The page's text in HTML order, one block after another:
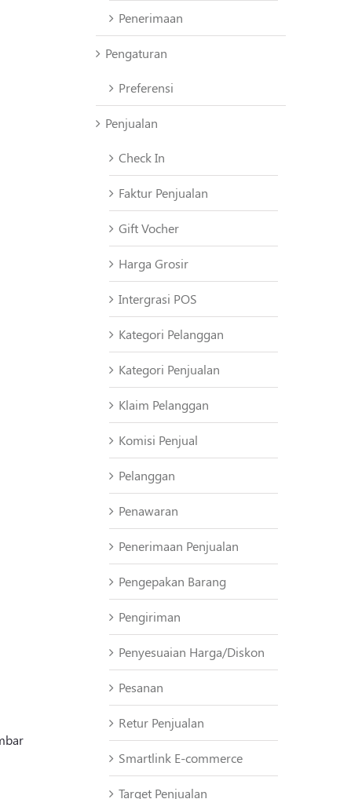
Penerimaan
Pengaturan
Preferensi
Penjualan
Check In
Faktur Penjualan
Gift Vocher
Harga Grosir
Intergrasi POS
Kategori Pelanggan
Kategori Penjualan
Klaim Pelanggan
Komisi Penjual
Pelanggan
Penawaran
Penerimaan Penjualan
Pengepakan Barang
Pengiriman
Penyesuaian Harga/Diskon
Pesanan
Retur Penjualan
Smartlink E-commerce
Target Penjualan